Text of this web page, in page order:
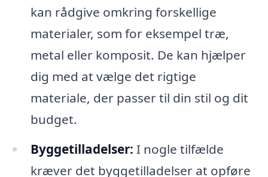
kan rådgive omkring forskellige
materialer, som for eksempel træ,
metal eller komposit. De kan hjælper
dig med at vælge det rigtige
materiale, der passer til din stil og dit
budget.
Byggetilladelser: I nogle tilfælde
kræver det byggetilladelser at opføre